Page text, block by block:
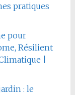
pratiques
pour
Résilient
|
: le